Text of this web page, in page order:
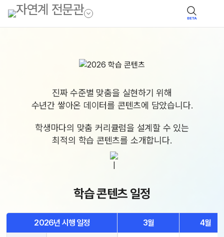
BETA
진짜 수준별 맞춤을 실현하기 위해
수년간 쌓아온 데이터를 콘텐츠에 담았습니다.
학생마다의 맞춤 커리큘럼을 설계할 수 있는
최적의 학습 콘텐츠를 소개합니다.
학습 콘텐츠 일정
2026년 시행 일정 3월 4월